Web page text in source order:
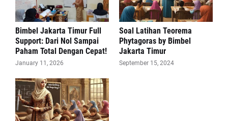
Bimbel Jakarta Timur Full
Support: Dari Nol Sampai
Paham Total Dengan Cepat!
January 11, 2026
Soal Latihan Teorema
Phytagoras by Bimbel
Jakarta Timur
September 15, 2024